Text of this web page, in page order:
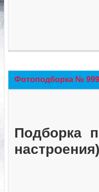
Фотоподборка №
Подборка